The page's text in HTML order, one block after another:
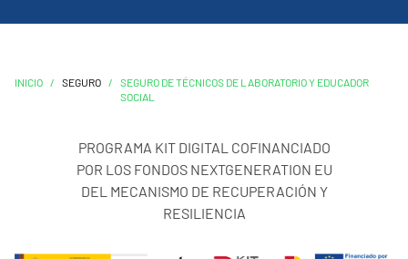
INICIO / SEGURO /
SEGURO DE TÉCNICOS DE LABORATORIO Y EDUCADOR
SOCIAL
PROGRAMA KIT DIGITAL COFINANCIADO
POR LOS FONDOS NEXTGENERATION EU
DEL MECANISMO DE RECUPERACIÓN Y
RESILIENCIA